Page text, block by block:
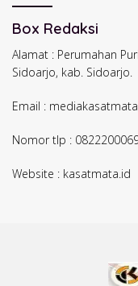
Box Redaksi
Alamat : Perumahan
Sidoarjo, kab. Sidoarjo.
Email :
Nomor tlp :
Website : kasatmata.id